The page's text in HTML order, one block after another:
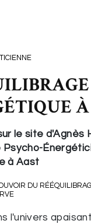
le site d'Agnès
Psycho-
à Aast
DU
l'univers